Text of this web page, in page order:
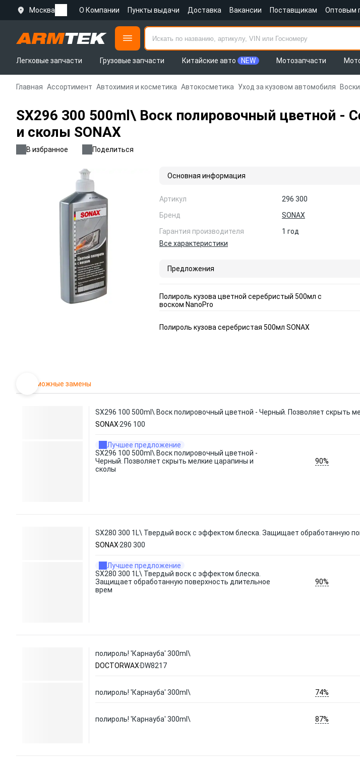
Москва О Компании Пункты выдачи Доставка Вакансии Поставщикам Оптовым
Легковые запчасти
Грузовые запчасти Китайские авто NEW Мотозапчасти
Главная Ассортимент Автохимия и косметика Автокосметика Уход за кузовом автомобиля
SX296 300 500ml\ Воск полировочный цветной -
и сколы SONAX
В избранное Поделиться
Основная информация
Артикул
296 300
Бренд
SONAX
Гарантия производителя
1 год
Все характеристики
Предложения
Полироль кузова цветной серебристый 500мл с
воском NanoPro
Полироль кузова серебристая 500мл SONAX
Возможные замены
SX296 100 500ml\ Воск полировочный цветной - Черный. Позволяет скрыть
SONAX 296 100
Лучшее предложение
SX296 100 500ml\ Воск полировочный цветной -
Черный. Позволяет скрыть мелкие царапины и
сколы
90%
SX280 300 1L\ Твердый воск с эффектом блеска. Защищает обработанную
SONAX 280 300
Лучшее предложение
SX280 300 1L\ Твердый воск с эффектом блеска.
Защищает обработанную поверхность длительное
врем
90%
полироль! 'Карнауба' 300ml\
DOCTORWAX DW8217
полироль! 'Карнауба' 300ml\ 74%
полироль! 'Карнауба' 300ml\ 87%